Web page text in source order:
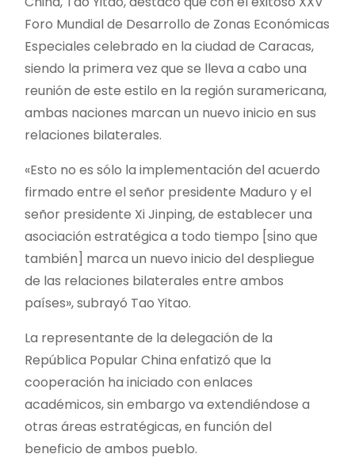
Foro Mundial de Desarrollo de Zonas Económicas
Especiales celebrado en la ciudad de Caracas,
siendo la primera vez que se lleva a cabo una
reunión de este estilo en la región suramericana,
ambas naciones marcan un nuevo inicio en sus
relaciones bilaterales.
«Esto no es sólo la implementación del acuerdo
firmado entre el señor presidente Maduro y el
señor presidente Xi Jinping, de establecer una
asociación estratégica a todo tiempo [sino que
también] marca un nuevo inicio del despliegue
de las relaciones bilaterales entre ambos
países», subrayó Tao Yitao.
La representante de la delegación de la
República Popular China enfatizó que la
cooperación ha iniciado con enlaces
académicos, sin embargo va extendiéndose a
otras áreas estratégicas, en función del
beneficio de ambos pueblo.